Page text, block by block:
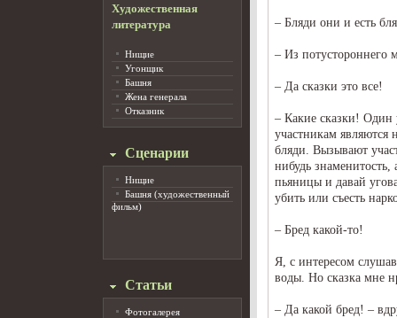
Художественная
литература
Нищие
Угонщик
Башня
Жена генерала
Отказник
Сценарии
Нищие
Башня (художественный
фильм)
Статьи
Фотогалерея
– Бляди они и есть
– Из потустороннего
– Да сказки это все!
– Какие сказки! Один
участникам
бляди. Вызывают
нибудь знаменитость,
пьяницы и давай
убить или съесть
– Бред какой-то!
Я, с интересом
воды. Но сказка мне
– Да какой бред! –